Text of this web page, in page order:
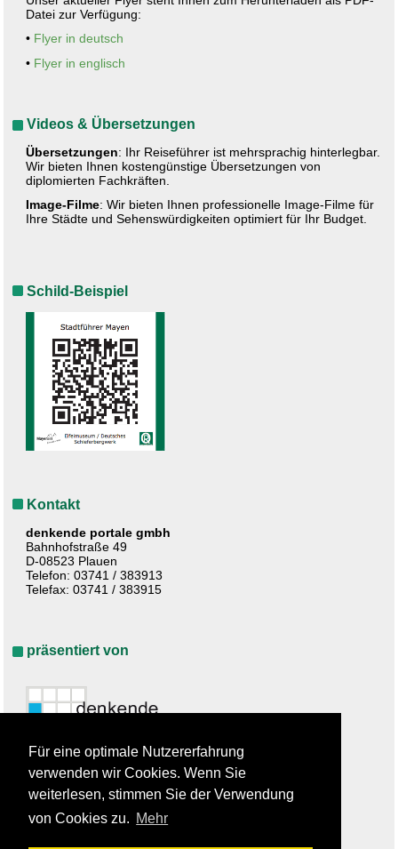
Für eine optimale Nutzererfahrung
verwenden wir Cookies. Wenn Sie
weiterlesen, stimmen Sie der Verwendung
von Cookies zu. Mehr
Datei zur Verfügung:
• Flyer in deutsch
• Flyer in englisch
Videos & Übersetzungen
Übersetzungen: Ihr Reiseführer ist mehrsprachig hinterlegbar.
Wir bieten Ihnen kostengünstige Übersetzungen von
diplomierten Fachkräften.
Image-Filme: Wir bieten Ihnen professionelle Image-Filme für
Ihre Städte und Sehenswürdigkeiten optimiert für Ihr Budget.
Schild-Beispiel
Kontakt
denkende portale gmbh
Bahnhofstraße 49
D-08523 Plauen
Telefon: 03741 / 383913
Telefax: 03741 / 383915
präsentiert von